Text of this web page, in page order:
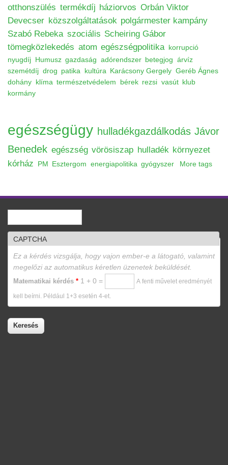
otthonszülés termékdíj háziorvos Orbán Viktor
Devecser közszolgáltatások polgármester kampány
Szabó Rebeka szociális Scheiring Gábor
tömegközlekedés atom egészségpolitika korrupció
nyugdíj Humusz gazdaság adórendszer betegjog árvíz
szemétdíj drog patika kultúra Karácsony Gergely Geréb Ágnes
dohány klíma természetvédelem bérek rezsi vasút klub
kormány
egészségügy hulladékgazdálkodás Jávor
Benedek egészség vörösiszap hulladék környezet
kórház
PM Esztergom energiapolitika gyógyszer More tags
CAPTCHA
Ez a kérdés vizsgálja, hogy vajon ember-e a látogató, valamint
megelőzi az automatikus kéretlen üzenetek beküldését.
Matematikai kérdés * 1 + 0 = A fenti művelet eredményét
kell beírni. Például 1+3 esetén 4-et.